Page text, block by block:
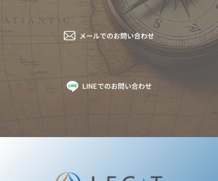
メールでのお問い合わせ
LINEでのお問い合わせ